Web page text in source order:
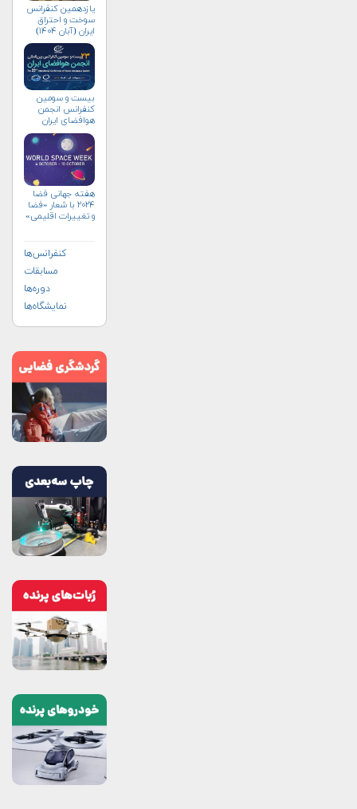
یازدهمین کنفرانس
سوخت و احتراق
ایران (آبان‌ ۱۴۰۴)
بیست و سومین
کنفرانس انجمن
هوافضای ايران
هفته جهانی فضا
۲۰۲۴ با شعار «فضا
و تغییرات اقلیمی»
کنفرانس‌ها
مسابقات
دوره‌ها
نمایشگاه‌ها